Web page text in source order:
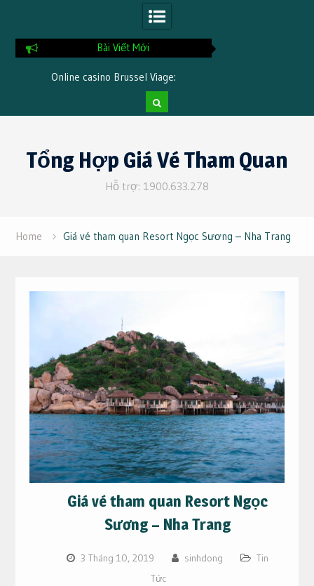
Bài Viết Mới
Online casino Brussel Viage:
accountverificatie stap voor stap
contentTổng Hợp Giá Vé Tham Quan
Hỗ trợ: 1900.633.278
Home Giá vé tham quan Resort Ngọc Sương – Nha Trang
Giá vé tham quan Resort Ngọc
Sương – Nha Trang
3 Tháng 10, 2019 sinhdong
Tin
Tức